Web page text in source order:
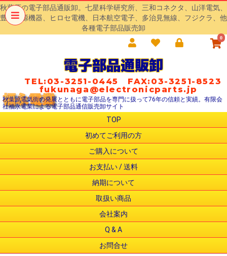
秋葉原の電子部品通販卸。七星科学研究所、三和コネクタ、山洋電気、
豊澄電源機器、ヒロセ電機、日本航空電子、多治見無線、フジクラ、他
各種電子部品販売卸
0
電子部品通販卸
TEL:03-3251-0445 FAX:03-3251-8523
fukunaga@electronicparts.jp
秋葉原電気街の発展とともに電子部品を専門に扱って76年の信頼と実績。有限会
社福永電業による電子部品通信販売卸サイト
TOP
初めてご利用の方
ご購入について
お支払い / 送料
納期について
取扱い商品
会社案内
Q & A
お問合せ